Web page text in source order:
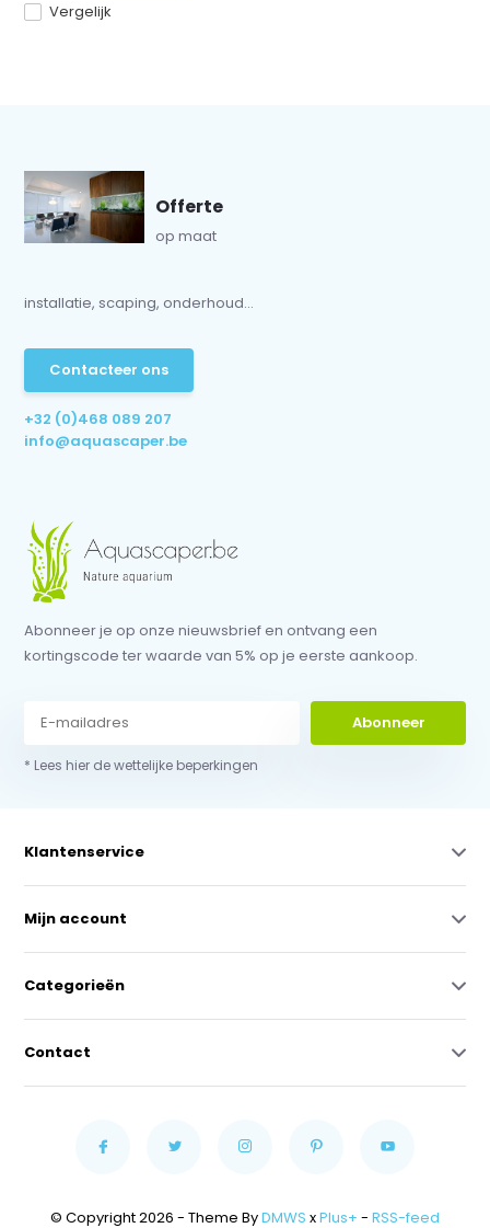
Vergelijk
Offerte
op maat
installatie, scaping, onderhoud...
Contacteer ons
+32 (0)468 089 207
info@aquascaper.be
Abonneer je op onze nieuwsbrief en ontvang een
kortingscode ter waarde van 5% op je eerste aankoop.
Abonneer
* Lees hier de wettelijke beperkingen
Klantenservice
Mijn account
Categorieën
Contact
© Copyright 2026 - Theme ByDMWS xPlus+ - RSS-feed